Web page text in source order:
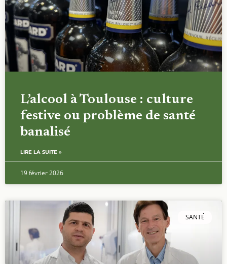
L’alcool à Toulouse : culture
festive ou problème de santé
banalisé
LIRE LA SUITE »
19 février 2026
SANTÉ